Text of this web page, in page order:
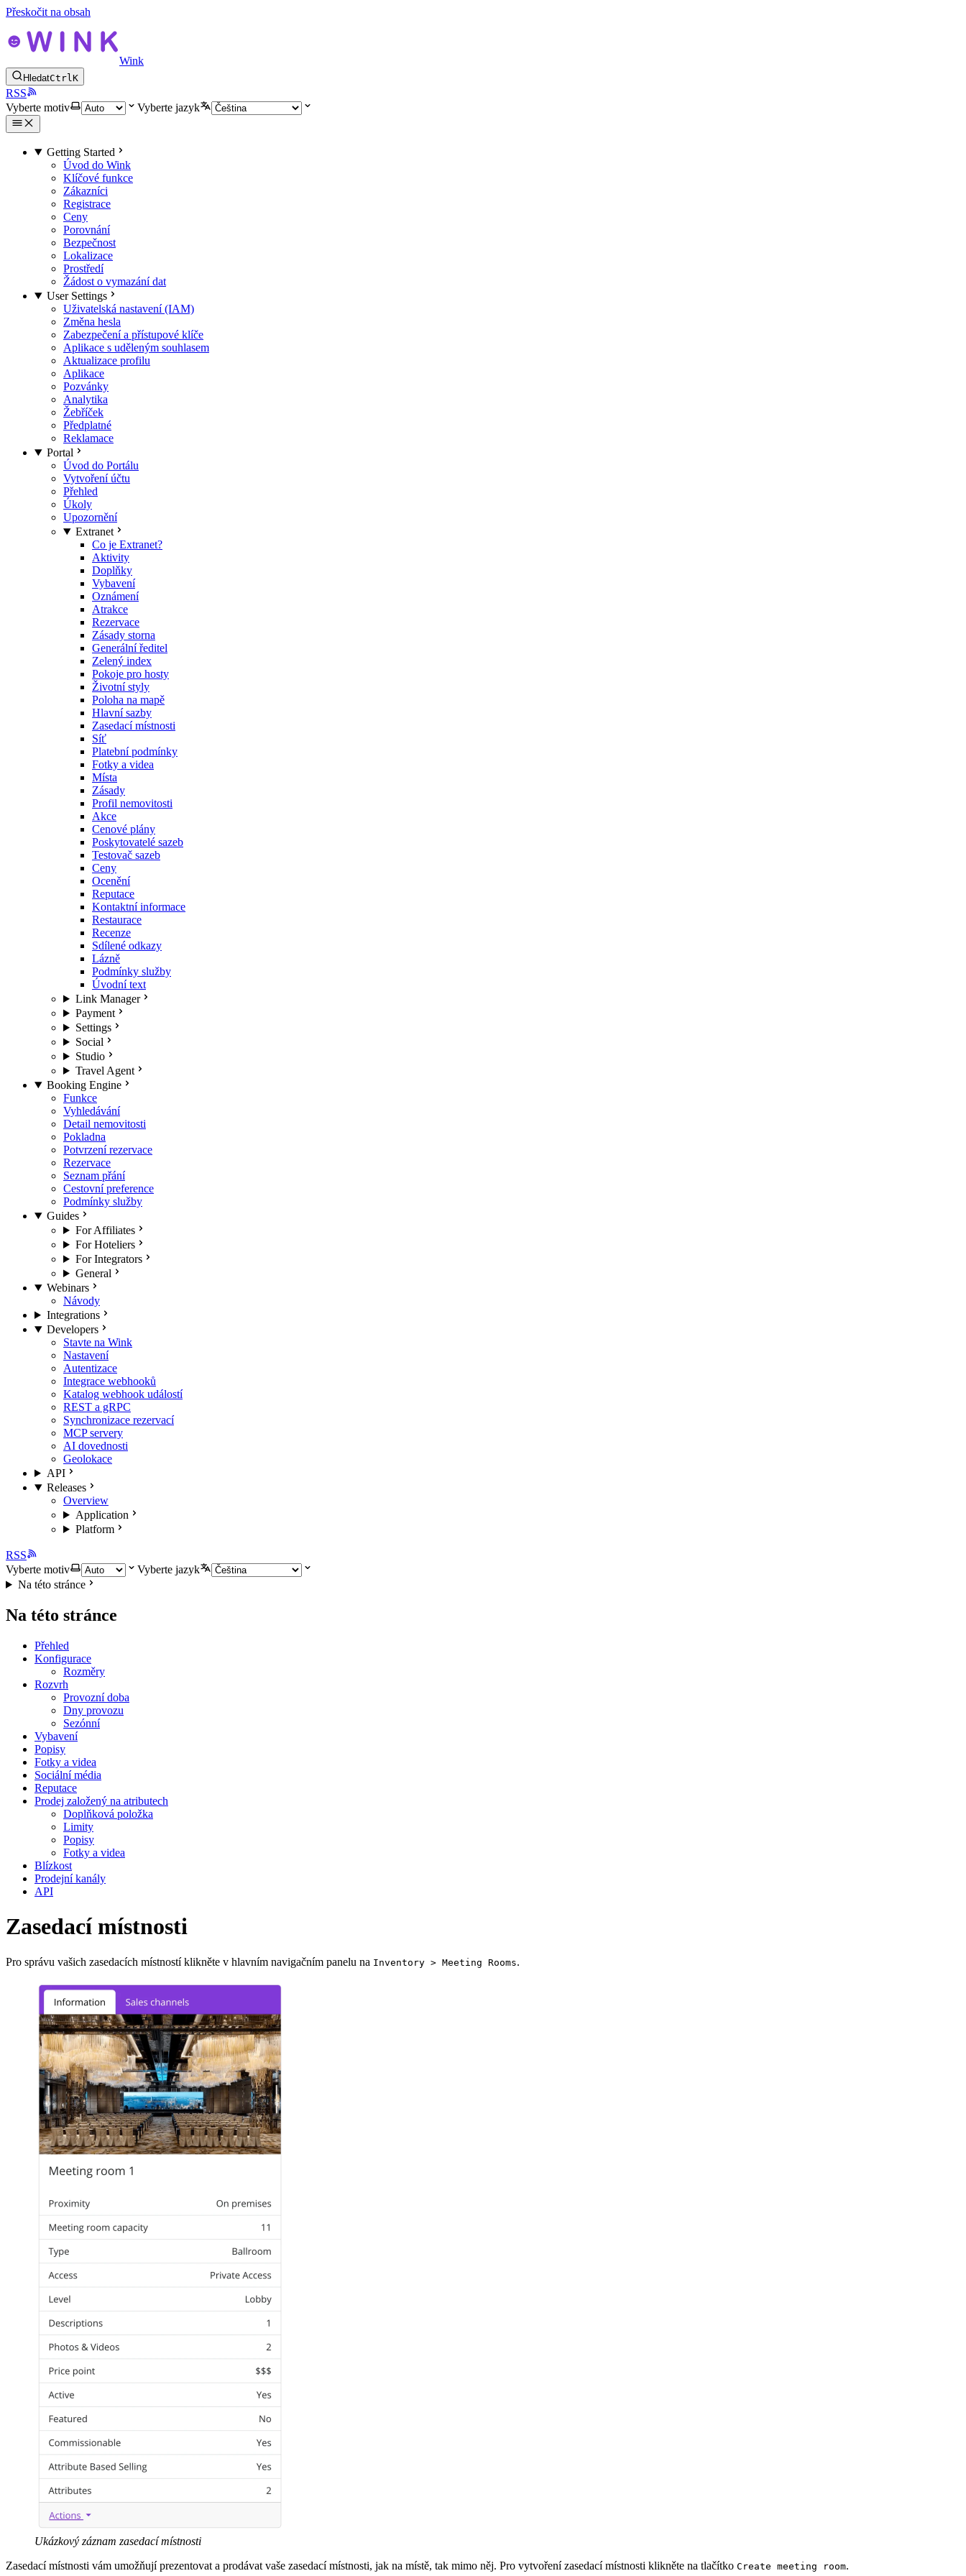
Přeskočit na obsah
Wink
HledatCtrlK
RSS
Vyberte motiv
Vyberte jazyk
Getting Started
Úvod do Wink
Klíčové funkce
Zákazníci
Registrace
Ceny
Porovnání
Bezpečnost
Lokalizace
Prostředí
Žádost o vymazání dat
User Settings
Uživatelská nastavení (IAM)
Změna hesla
Zabezpečení a přístupové klíče
Aplikace s uděleným souhlasem
Aktualizace profilu
Aplikace
Pozvánky
Analytika
Žebříček
Předplatné
Reklamace
Portal
Úvod do Portálu
Vytvoření účtu
Přehled
Úkoly
Upozornění
Extranet
Co je Extranet?
Aktivity
Doplňky
Vybavení
Oznámení
Atrakce
Rezervace
Zásady storna
Generální ředitel
Zelený index
Pokoje pro hosty
Životní styly
Poloha na mapě
Hlavní sazby
Zasedací místnosti
Síť
Platební podmínky
Fotky a videa
Místa
Zásady
Profil nemovitosti
Akce
Cenové plány
Poskytovatelé sazeb
Testovač sazeb
Ceny
Ocenění
Reputace
Kontaktní informace
Restaurace
Recenze
Sdílené odkazy
Lázně
Podmínky služby
Úvodní text
Link Manager
Payment
Settings
Social
Studio
Travel Agent
Booking Engine
Funkce
Vyhledávání
Detail nemovitosti
Pokladna
Potvrzení rezervace
Rezervace
Seznam přání
Cestovní preference
Podmínky služby
Guides
For Affiliates
For Hoteliers
For Integrators
General
Webinars
Návody
Integrations
Developers
Stavte na Wink
Nastavení
Autentizace
Integrace webhooků
Katalog webhook událostí
REST a gRPC
Synchronizace rezervací
MCP servery
AI dovednosti
Geolokace
API
Releases
Overview
Application
Platform
RSS
Vyberte motiv
Vyberte jazyk
Na této stránce
Na této stránce
Přehled
Konfigurace
Rozměry
Rozvrh
Provozní doba
Dny provozu
Sezónní
Vybavení
Popisy
Fotky a videa
Sociální média
Reputace
Prodej založený na atributech
Doplňková položka
Limity
Popisy
Fotky a videa
Blízkost
Prodejní kanály
API
Zasedací místnosti
Pro správu vašich zasedacích místností klikněte v hlavním navigačním panelu na Inventory > Meeting Rooms.
Ukázkový záznam zasedací místnosti
Zasedací místnosti vám umožňují prezentovat a prodávat vaše zasedací místnosti, jak na místě, tak mimo něj. Pro vytvoření zasedací místnosti klikněte na tlačítko Create meeting room.